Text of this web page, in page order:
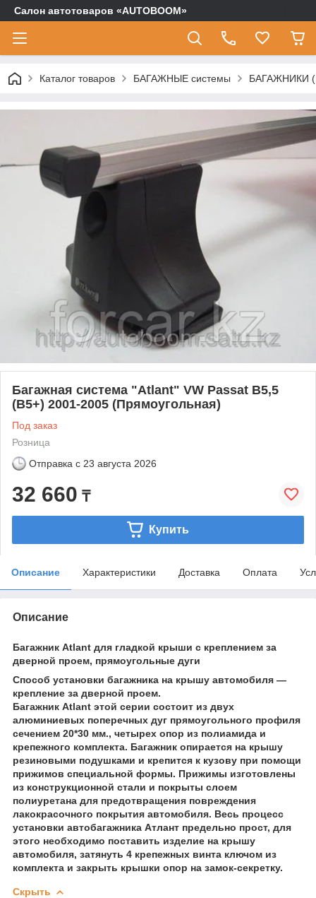
Салон автотоваров «AUTOBOOM»
Каталог товаров БАГАЖНЫЕ системы БАГАЖНИКИ
Багажная система "Atlant" VW Passat B5,5
(B5+) 2001-2005 (Прямоугольная)
Под заказ
Розница
Отправка с 23 августа 2026
32 660 ₸
Купить
Описание Характеристики Доставка Оплата
Описание
Багажник Atlant для гладкой крыши с креплением за
дверной проем, прямоугольные дуги
Способ установки багажника на крышу автомобиля —
крепление за дверной проем.
Багажник Atlant этой серии состоит из двух
алюминиевых поперечных дуг прямоугольного профиля
сечением 20*30 мм., четырех опор из полиамида и
крепежного комплекта. Багажник опирается на крышу
резиновыми подушками и крепится к кузову при помощи
прижимов специальной формы. Прижимы изготовлены
из конструкционной стали и покрыты слоем
полиуретана для предотвращения повреждения
лакокрасочного покрытия автомобиля. Весь процесс
установки автобагажника Атлант предельно прост, для
этого необходимо поставить изделие на крышу
автомобиля, затянуть 4 крепежных винта ключом из
комплекта и закрыть крышки опор на замок-секретку.
Скрыть